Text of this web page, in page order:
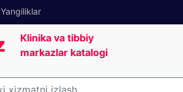
Yangiliklar
Klinika va tibbiy
markazlar katalogi